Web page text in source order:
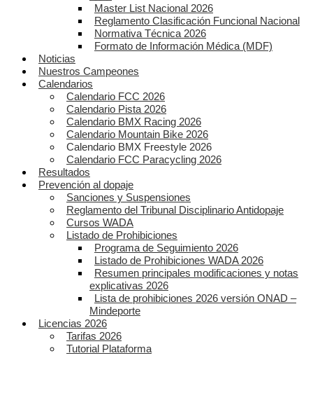
Master List Nacional 2026
Reglamento Clasificación Funcional Nacional
Normativa Técnica 2026
Formato de Información Médica (MDF)
Noticias
Nuestros Campeones
Calendarios
Calendario FCC 2026
Calendario Pista 2026
Calendario BMX Racing 2026
Calendario Mountain Bike 2026
Calendario BMX Freestyle 2026
Calendario FCC Paracycling 2026
Resultados
Prevención al dopaje
Sanciones y Suspensiones
Reglamento del Tribunal Disciplinario Antidopaje
Cursos WADA
Listado de Prohibiciones
Programa de Seguimiento 2026
Listado de Prohibiciones WADA 2026
Resumen principales modificaciones y notas
explicativas 2026
Lista de prohibiciones 2026 versión ONAD –
Mindeporte
Licencias 2026
Tarifas 2026
Tutorial Plataforma